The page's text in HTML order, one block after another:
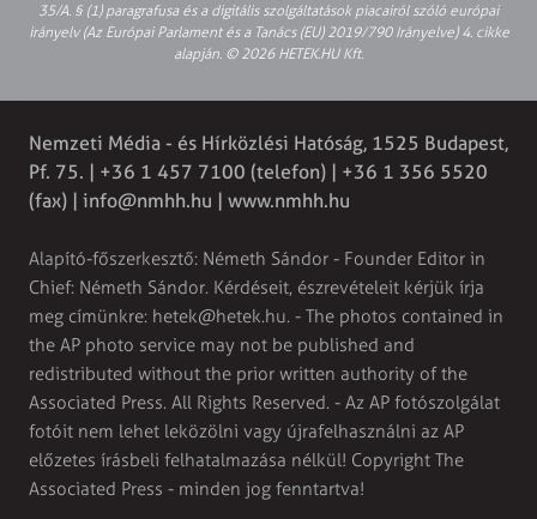
35/A. § (1) paragrafusa és a digitális szolgáltatások piacairól szóló európai
irányelv (Az Európai Parlament és a Tanács (EU) 2019/790 Irányelve) 4. cikke
alapján. © 2026 HETEK.HU Kft.
Nemzeti Média - és Hírközlési Hatóság, 1525 Budapest,
Pf. 75. | +36 1 457 7100 (telefon) | +36 1 356 5520
(fax) | info@nmhh.hu | www.nmhh.hu
Alapító-főszerkesztő: Németh Sándor - Founder Editor in
Chief: Németh Sándor. Kérdéseit, észrevételeit kérjük írja
meg címünkre: hetek@hetek.hu. - The photos contained in
the AP photo service may not be published and
redistributed without the prior written authority of the
Associated Press. All Rights Reserved. - Az AP fotószolgálat
fotóit nem lehet leközölni vagy újrafelhasználni az AP
előzetes írásbeli felhatalmazása nélkül! Copyright The
Associated Press - minden jog fenntartva!